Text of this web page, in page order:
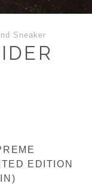
Sneaker
EDITION